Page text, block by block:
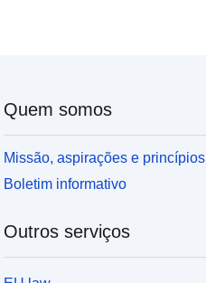
Quem somos
Missão, aspirações e princípios
Boletim informativo
Outros serviços